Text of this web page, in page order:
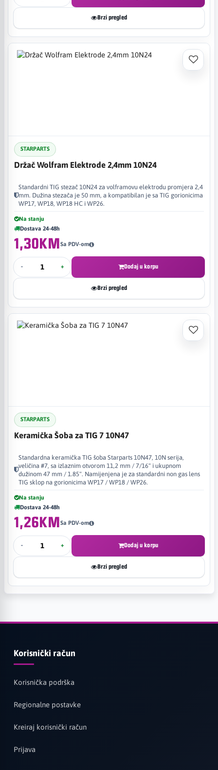
Brzi pregled
STARPARTS
Držač Wolfram Elektrode 2,4mm 10N24
Standardni TIG stezač 10N24 za volframovu elektrodu promjera 2,4
mm. Dužina stezača je 50 mm, a kompatibilan je sa TIG gorionicima
WP17, WP18, WP18 HC i WP26.
Na stanju
Dostava 24-48h
1,30KMSa PDV-om
- + Dodaj u korpu
Brzi pregled
STARPARTS
Keramička Šoba za TIG 7 10N47
Standardna keramička TIG šoba Starparts 10N47, 10N serija,
veličina #7, sa izlaznim otvorom 11,2 mm / 7/16" i ukupnom
dužinom 47 mm / 1.85". Namijenjena je za standardni non gas lens
TIG sklop na gorionicima WP17 / WP18 / WP26.
Na stanju
Dostava 24-48h
1,26KMSa PDV-om
- + Dodaj u korpu
Brzi pregled
Korisnički račun
Korisnička podrška
Regionalne postavke
Kreiraj korisnički račun
Prijava